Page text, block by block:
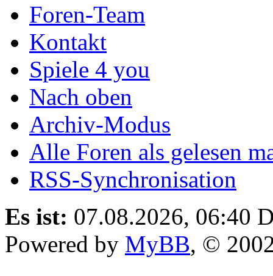
Foren-Team
Kontakt
Spiele 4 you
Nach oben
Archiv-Modus
Alle Foren als gelesen
RSS-Synchronisation
Es ist: 07.08.2026, 06:40
Powered by MyBB, ©